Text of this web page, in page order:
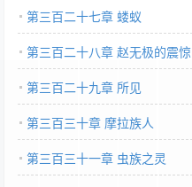
第三百二十七章 蝼蚁
第三百二十八章 赵无极的震惊
第三百二十九章 所见
第三百三十章 摩拉族人
第三百三十一章 虫族之灵